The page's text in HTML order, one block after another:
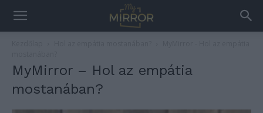
MyMirror – Hol az empátia
mostanában?